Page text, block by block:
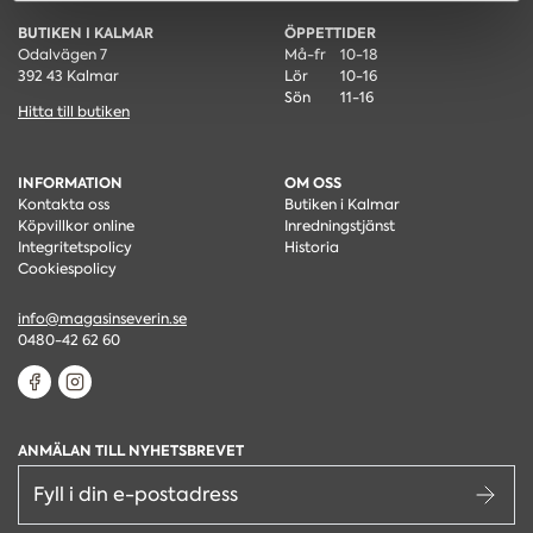
BUTIKEN I KALMAR
Odalvägen 7
392 43 Kalmar
Hitta till butiken
ÖPPETTIDER
Må-fr
10-18
Lör
10-16
Sön
11-16
INFORMATION
Kontakta oss
Köpvillkor online
Integritetspolicy
Cookiespolicy
OM OSS
Butiken i Kalmar
Inredningstjänst
Historia
info@magasinseverin.se
0480-42 62 60
ANMÄLAN TILL NYHETSBREVET